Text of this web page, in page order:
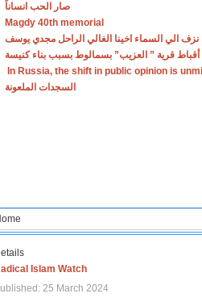
صار الحب انساناً
Magdy 40th memorial
نزف الي السماء اخينا الغالي الراحل مجدي يوسف
أقباط قرية ” العزيب” بسمالوط بسبب بناء كنيسة
In Russia, the shift in public opinion is
السجدات الملعونة
Islam Watch
25 March 2024